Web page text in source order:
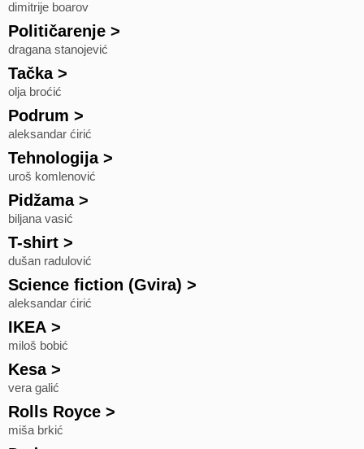
dimitrije boarov
Političarenje >
dragana stanojević
Tačka>
olja broćić
Podrum >
aleksandar ćirić
Tehnologija>
uroš komlenović
Pidžama>
biljana vasić
T-shirt >
dušan radulović
Science fiction (Gvira) >
aleksandar ćirić
IKEA >
miloš bobić
Kesa>
vera galić
Rolls Royce >
miša brkić